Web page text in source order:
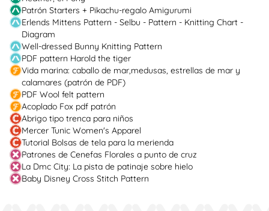
Patrón Starters + Pikachu-regalo Amigurumi
Erlends Mittens Pattern - Selbu - Pattern - Knitting Chart -
Diagram
Well-dressed Bunny Knitting Pattern
PDF pattern Harold the tiger
Vida marina: caballo de mar,medusas, estrellas de mar y
calamares (patrón de PDF)
PDF Wool felt pattern
Acoplado Fox pdf patrón
Abrigo tipo trenca para niños
Mercer Tunic Women's Apparel
Tutorial Bolsas de tela para la merienda
Patrones de Cenefas Florales a punto de cruz
La Dmc City: La pista de patinaje sobre hielo
Baby Disney Cross Stitch Pattern